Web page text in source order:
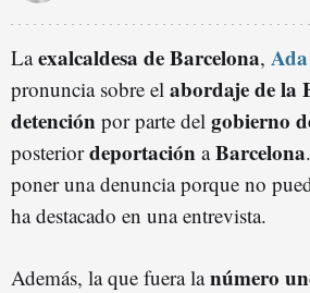
Laexalcaldesa de Barcelona,
pronuncia sobre el abordaje de la
detención por parte del gobierno
posteriordeportación aBarcelona
poner una denuncia porque no
ha destacado en una entrevista.
Además, la que fuera lanúmero